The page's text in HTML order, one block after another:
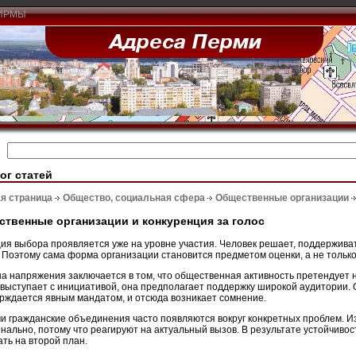
статей
страница Общество, социальная сфера Общественные организации
организации и конкуренция за голос
выбора проявляется уже на уровне участия. Человек решает,
Поэтому сама форма организации становится предметом оценки, а не
напряжения заключается в том, что общественная активность
с инициативой, она предполагает поддержку широкой аудитории.
явным мандатом, и отсюда возникает сомнение.
гражданские объединения часто появляются вокруг конкретных проблем.
потому что реагируют на актуальный вызов. В результате
на второй план.